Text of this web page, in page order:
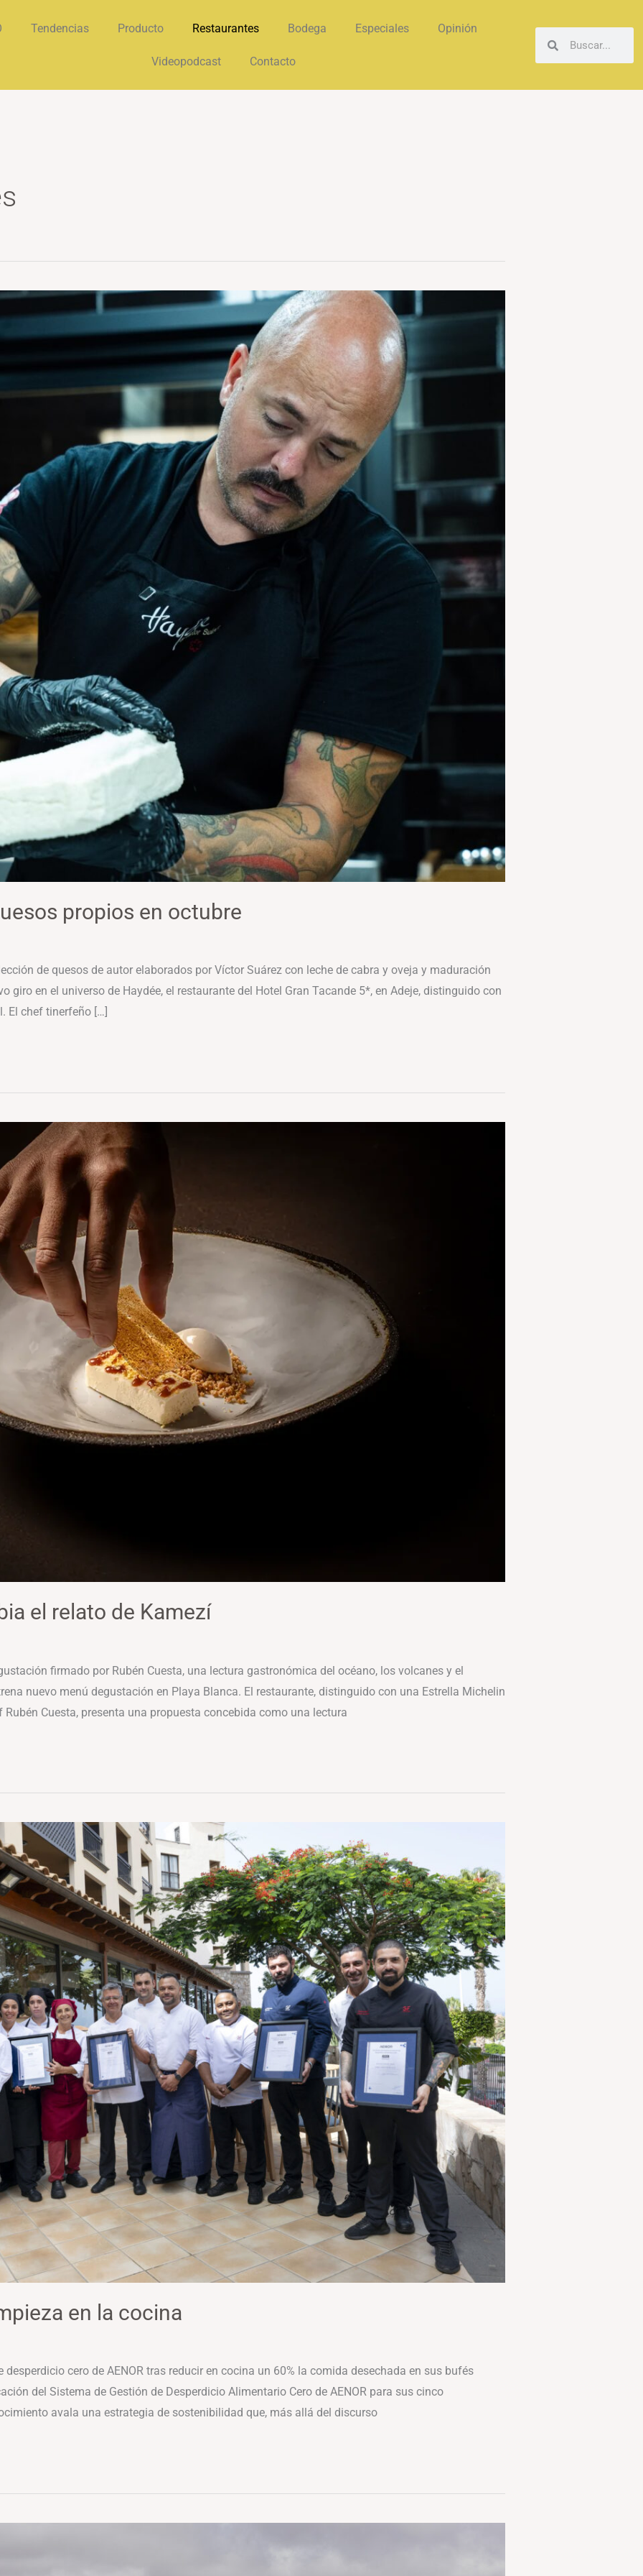
Tendencias Producto Restaurantes Bodega Especiales Opinión
Videopodcast Contacto
Buscar
propios en octubre
de quesos de autor elaborados por Víctor Suárez con leche de cabra y oveja y maduración
giro en el universo de Haydée, el restaurante del Hotel Gran Tacande 5*, en Adeje, distinguido con
El chef tinerfeño […]
el relato de Kamezí
firmado por Rubén Cuesta, una lectura gastronómica del océano, los volcanes y el
nuevo menú degustación en Playa Blanca. El restaurante, distinguido con una Estrella Michelin
Cuesta, presenta una propuesta concebida como una lectura
en la cocina
cero de AENOR tras reducir en cocina un 60% la comida desechada en sus bufés
del Sistema de Gestión de Desperdicio Alimentario Cero de AENOR para sus cinco
avala una estrategia de sostenibilidad que, más allá del discurso